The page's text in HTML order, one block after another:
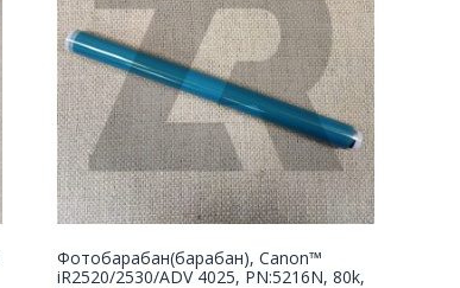
Фотобарабан(барабан), Canon™
iR2520/2530/ADV 4025, PN:5216N, 80k,